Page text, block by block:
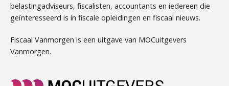
Imke Bos
belastingadviseurs, fiscalisten, accountants en iedereen die
geïnteresseerd is in fiscale opleidingen en fiscaal nieuws.
Fiscaal Vanmorgen is een uitgave van MOCuitgevers
Vanmorgen.